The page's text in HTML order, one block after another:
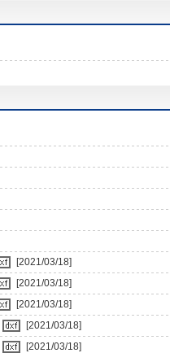
[2021/03/18]
[2021/03/18]
[2021/03/18]
[2021/03/18]
[2021/03/18]